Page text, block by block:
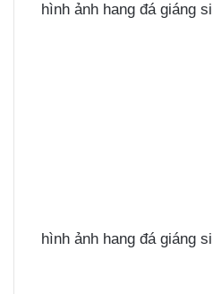
hình ảnh hang đá giáng
hình ảnh hang đá giáng